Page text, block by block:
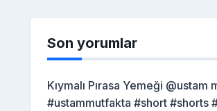
Son yorumlar
Kıymalı Pırasa Yemeği @ustam
#ustammutfakta #short #shorts